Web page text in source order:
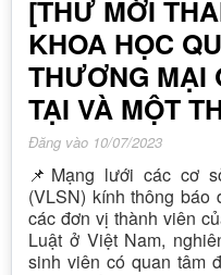
[THƯ MỜI
KHOA HỌC
THƯƠNG MẠI
TẠI VÀ MỘT
Đăng vào 10/07/2023
📌Mạng lưới các cơ
(VLSN) kính thông báo
các đơn vị thành viên
Luật ở Việt Nam,
sinh viên có quan tâm